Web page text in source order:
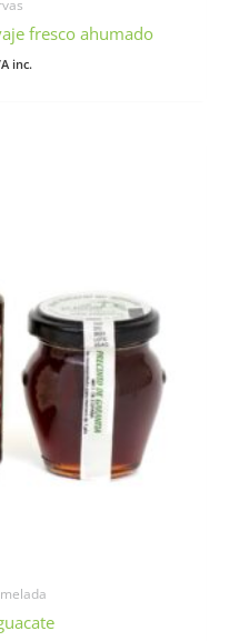
fresco ahumado
inc.